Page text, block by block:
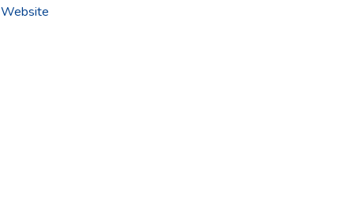
Website(öffnet in neuem Fenster)